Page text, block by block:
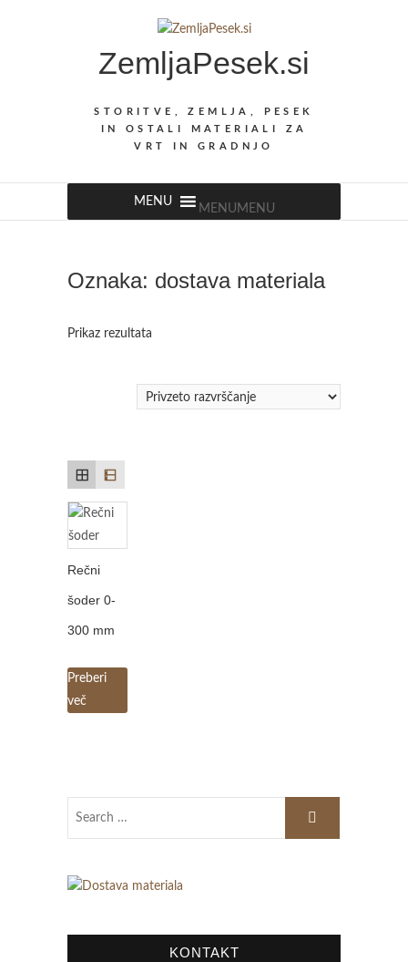
ZemljaPesek.si
STORITVE, ZEMLJA, PESEK
IN OSTALI MATERIALI ZA
VRT IN GRADNJO
MENU MENU
Oznaka: dostava materiala
Prikaz rezultata
Rečni
šoder 0-
300 mm
Preberi
več
KONTAKT